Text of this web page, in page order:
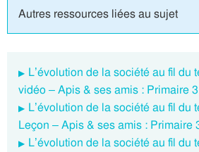
Autres ressources liées au sujet
L’évolution de la société au fil du
vidéo – Apis & ses amis : Primaire 3
L’évolution de la société au fil du
Leçon – Apis & ses amis : Primaire
L’évolution de la société au fil du